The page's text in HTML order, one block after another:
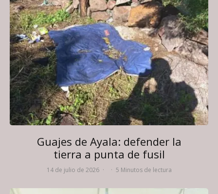
Guajes de Ayala: defender la
tierra a punta de fusil
14 de julio de 2026 · · 5 Minutos de lectura